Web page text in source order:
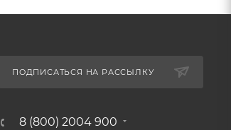
ПОДПИСАТЬСЯ НА РАССЫЛКУ
8 (800) 2004 900